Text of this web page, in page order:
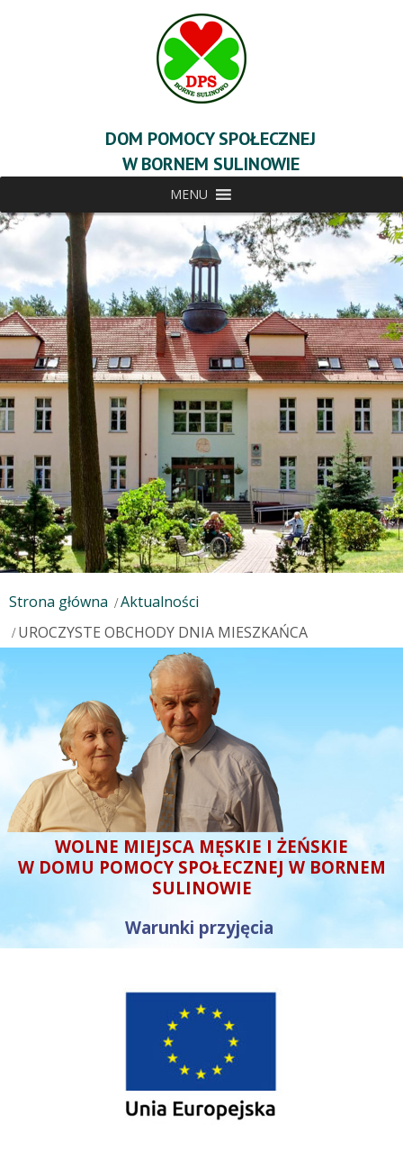
DOM POMOCY SPOŁECZNEJ
W BORNEM SULINOWIE
MENU
Strona główna
Aktualności
UROCZYSTE OBCHODY DNIA MIESZKAŃCA
WOLNE MIEJSCA MĘSKIE I ŻEŃSKIE
W DOMU POMOCY SPOŁECZNEJ W BORNEM
SULINOWIE
Warunki przyjęcia